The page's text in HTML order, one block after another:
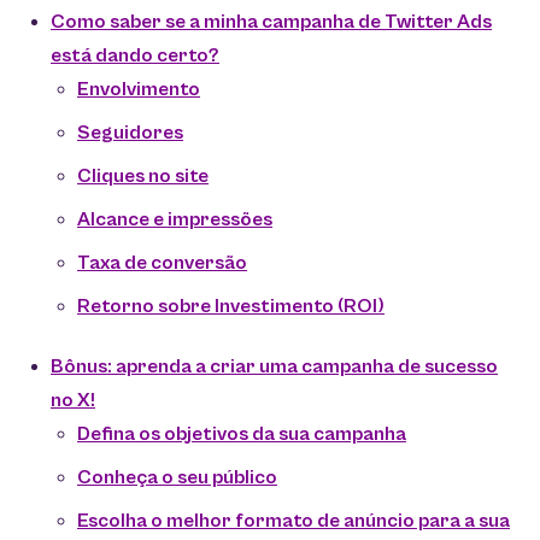
Como saber se a minha campanha de Twitter Ads
está dando certo?
Envolvimento
Seguidores
Cliques no site
Alcance e impressões
Taxa de conversão
Retorno sobre Investimento (ROI)
Bônus: aprenda a criar uma campanha de sucesso
no X!
Defina os objetivos da sua campanha
Conheça o seu público
Escolha o melhor formato de anúncio para a sua